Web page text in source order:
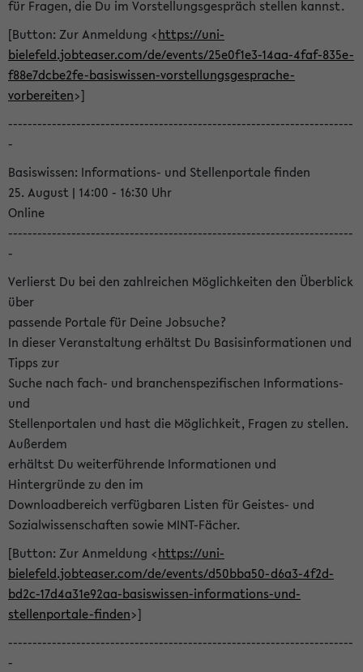
für Fragen, die Du im Vorstellungsgespräch stellen kannst.
[Button: Zur Anmeldung <https://uni-
bielefeld.jobteaser.com/de/events/25e0f1e3-14aa-4faf-835e-
f88e7dcbe2fe-basiswissen-vorstellungsgesprache-
vorbereiten>]
-----------------------------------------------------------------------
-
Basiswissen: Informations- und Stellenportale finden
25. August | 14:00 - 16:30 Uhr
Online
-----------------------------------------------------------------------
-
Verlierst Du bei den zahlreichen Möglichkeiten den Überblick
über
passende Portale für Deine Jobsuche?
In dieser Veranstaltung erhältst Du Basisinformationen und
Tipps zur
Suche nach fach- und branchenspezifischen Informations-
und
Stellenportalen und hast die Möglichkeit, Fragen zu stellen.
Außerdem
erhältst Du weiterführende Informationen und
Hintergründe zu den im
Downloadbereich verfügbaren Listen für Geistes- und
Sozialwissenschaften sowie MINT-Fächer.
[Button: Zur Anmeldung <https://uni-
bielefeld.jobteaser.com/de/events/d50bba50-d6a3-4f2d-
bd2c-17d4a31e92aa-basiswissen-informations-und-
stellenportale-finden>]
-----------------------------------------------------------------------
-